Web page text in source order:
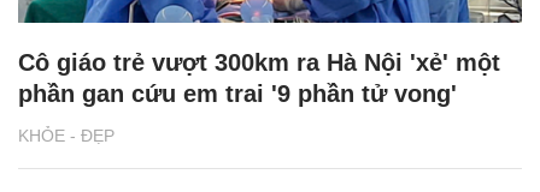
KHỎE - ĐẸP
Cô giáo trẻ vượt 300km ra Hà Nội 'xẻ' một
phần gan cứu em trai '9 phần tử vong'